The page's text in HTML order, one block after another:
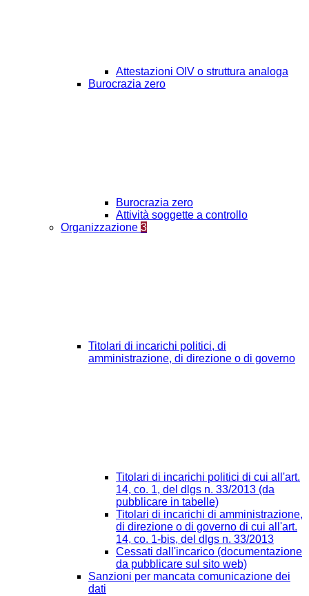
Attestazioni OIV o struttura analoga
Burocrazia zero
Burocrazia zero
Attività soggette a controllo
Organizzazione 3
Titolari di incarichi politici, di
amministrazione, di direzione o di governo
Titolari di incarichi politici di cui all'art.
14, co. 1, del dlgs n. 33/2013 (da
pubblicare in tabelle)
Titolari di incarichi di amministrazione,
di direzione o di governo di cui all'art.
14, co. 1-bis, del dlgs n. 33/2013
Cessati dall'incarico (documentazione
da pubblicare sul sito web)
Sanzioni per mancata comunicazione dei
dati